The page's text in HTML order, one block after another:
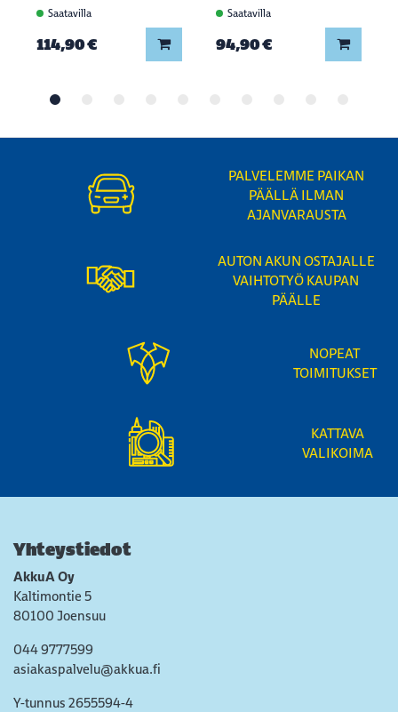
Saatavilla
114,90 € Lisää koriin
Saatavilla
94,90 € Lisää
PALVELEMME PAIKAN
PÄÄLLÄ ILMAN
AJANVARAUSTA
AUTON AKUN OSTAJALLE
VAIHTOTYÖ KAUPAN
PÄÄLLE
NOPEAT
TOIMITUKSET
KATTAVA
VALIKOIMA
Yhteystiedot
AkkuA Oy
Kaltimontie 5
80100 Joensuu
044 9777599
asiakaspalvelu@akkua.fi
Y-tunnus 2655594-4